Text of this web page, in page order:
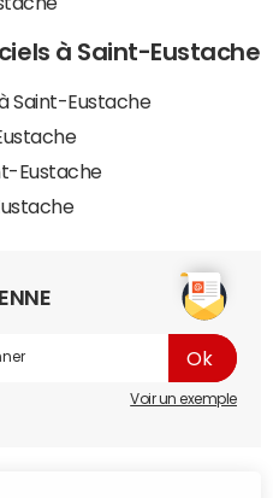
à Saint-Eustache
Saint-Eustache
Eustache
Voir un exemple